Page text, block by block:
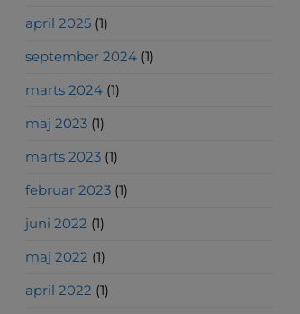
april 2025 (1)
september 2024 (1)
marts 2024 (1)
maj 2023 (1)
marts 2023 (1)
februar 2023 (1)
juni 2022 (1)
maj 2022 (1)
april 2022 (1)